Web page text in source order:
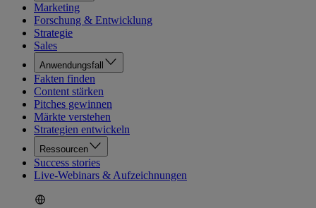
Marketing
Forschung & Entwicklung
Strategie
Sales
Anwendungsfall
Fakten finden
Content stärken
Pitches gewinnen
Märkte verstehen
Strategien entwickeln
Ressourcen
Success stories
Live-Webinars & Aufzeichnungen